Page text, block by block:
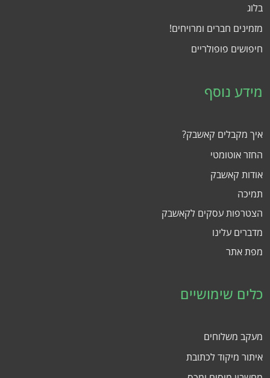
בלוג
מזמינים חברים ומרויחים!
חיפושים פופולריים
מידע נוסף
איך מקבלים קאשבק?
החזר אוטומטי
אודות קאשבק
תמיכה
הצטרפות עסקים לקאשבק
מדברים עלינו
מפת אתר
כלים שימושיים
מעקב משלוחים
איתור מיקוד לכתובת